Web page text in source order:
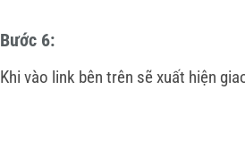
Bước 6:
Khi vào link bên trên sẽ xuất hiện